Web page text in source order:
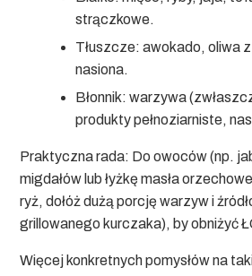
strączkowe.
Tłuszcze: awokado, oliwa
nasiona.
Błonnik: warzywa
produkty pełnoziarniste,
Praktyczna rada: Do owoców (np.
migdałów lub łyżkę masła
ryż, dołóż dużą porcję warzyw i
grillowanego kurczaka), by obniżyć
Więcej konkretnych pomysłów na